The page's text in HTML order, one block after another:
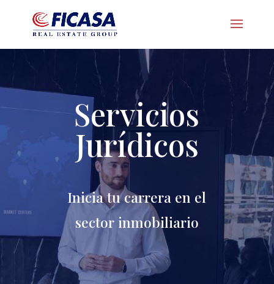
Servicios
Jurídicos
Inicia tu carrera en el
sector inmobiliario